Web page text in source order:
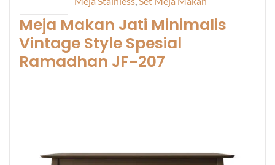
Meja Makan Jati Minimalis
Vintage Style Spesial
Ramadhan JF-207